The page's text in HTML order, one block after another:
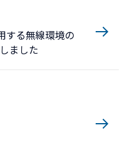
する無線環境の
ました